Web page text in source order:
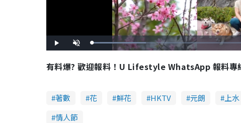
l
n
t
e
L
o
e
d
1
3
有料爆? 歡迎報料！U Lifestyle WhatsApp 報料專
著數 花 鮮花 HKTV 元朗 上水
情人節